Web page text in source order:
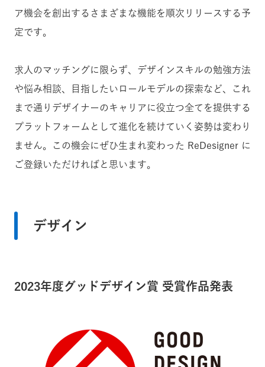
ア機会を創出するさまざまな機能を順次リリースする予
定です。
求人のマッチングに限らず、デザインスキルの勉強方法
や悩み相談、目指したいロールモデルの探索など、これ
まで通りデザイナーのキャリアに役立つ全てを提供する
プラットフォームとして進化を続けていく姿勢は変わり
ません。この機会にぜひ生まれ変わった ReDesigner に
ご登録いただければと思います。
デザイン
2023年度グッドデザイン賞 受賞作品発表